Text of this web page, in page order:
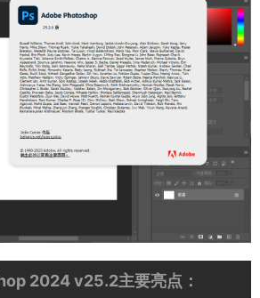
2024 v25.2主要亮点：